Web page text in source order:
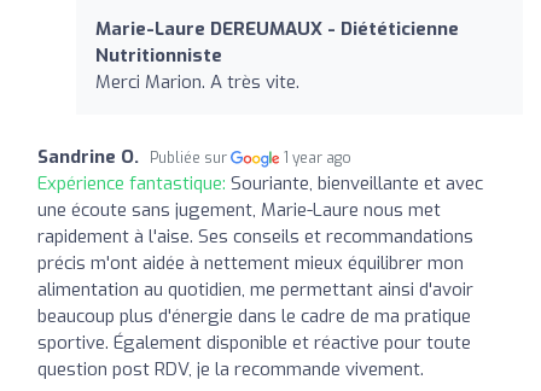
Marie-Laure DEREUMAUX - Diététicienne
Nutritionniste
Merci Marion. A très vite.
Sandrine O. Publiée sur 1 year ago
Expérience fantastique: Souriante, bienveillante et avec
une écoute sans jugement, Marie-Laure nous met
rapidement à l'aise. Ses conseils et recommandations
précis m'ont aidée à nettement mieux équilibrer mon
alimentation au quotidien, me permettant ainsi d'avoir
beaucoup plus d'énergie dans le cadre de ma pratique
sportive. Également disponible et réactive pour toute
question post RDV, je la recommande vivement.